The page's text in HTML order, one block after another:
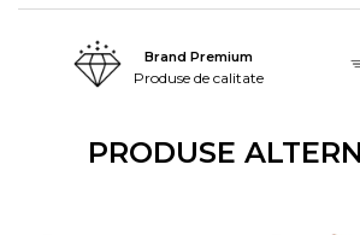
Brand Premium
Produse de calitate
PRODUSE